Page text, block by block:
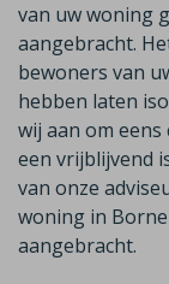
van uw woning
aangebracht.
bewoners van
hebben laten
wij aan om
een vrijblijvend
van onze
woning in
aangebracht.